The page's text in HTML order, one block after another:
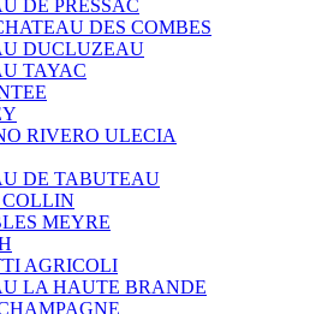
DE PRESSAC
DES COMBES
DUCLUZEAU
TAYAC
RIVERO ULECIA
DE TABUTEAU
COLLIN
MEYRE
AGRICOLI
LA HAUTE BRANDE